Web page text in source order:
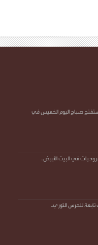
صباح اليوم الخميس في
في البيت الأبيض..
للحرس الثوري..